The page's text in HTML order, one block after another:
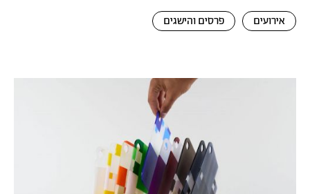
אירועים פרסים והישגים